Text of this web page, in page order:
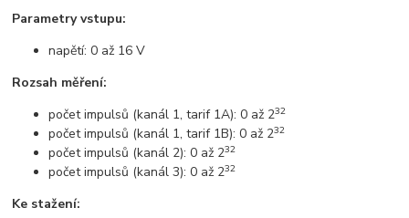
Parametry vstupu:
napětí: 0 až 16 V
Rozsah měření:
počet impulsů (kanál 1, tarif 1A): 0 až 232
počet impulsů (kanál 1, tarif 1B): 0 až 232
počet impulsů (kanál 2): 0 až 232
počet impulsů (kanál 3): 0 až 232
Ke stažení: